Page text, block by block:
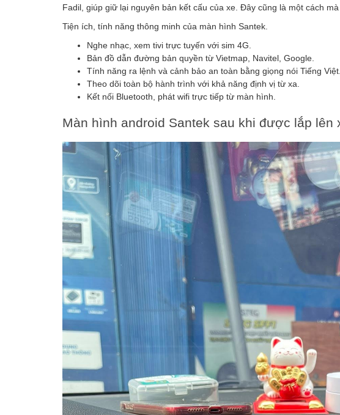
Fadil, giúp giữ lại nguyên bản kết cấu của xe. Đây cũng là một cách
Tiện ích, tính năng thông minh của màn hình Santek.
Nghe nhạc, xem tivi trực tuyến với sim 4G.
Bản đồ dẫn đường bản quyền từ Vietmap, Navitel, Google.
Tính năng ra lệnh và cảnh bảo an toàn bằng giọng nói Tiếng Việt.
Theo dõi toàn bộ hành trình với khả năng định vị từ xa.
Kết nối Bluetooth, phát wifi trực tiếp từ màn hình.
Màn hình android Santek sau khi được lắp lên